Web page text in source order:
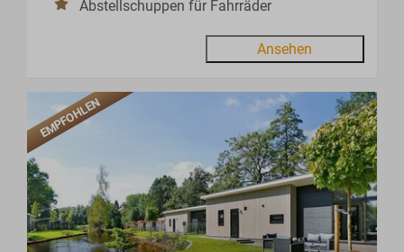
Abstellschuppen für Fahrräder
Ansehen
EMPFOHLEN